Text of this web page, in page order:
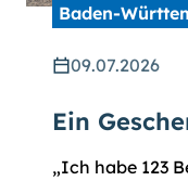
Baden-
09.07.2026
Ein
„Ich habe 123